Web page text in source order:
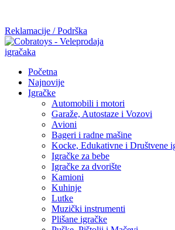
Reklamacije / Podrška
Početna
Najnovije
Igračke
Automobili i motori
Garaže, Autostaze i Vozovi
Avioni
Bageri i radne mašine
Kocke, Edukativne i Društvene
Igračke za bebe
Igračke za dvorište
Kamioni
Kuhinje
Lutke
Muzički instrumenti
Plišane igračke